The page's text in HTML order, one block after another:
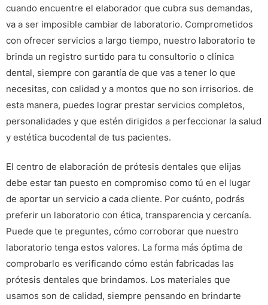
cuando encuentre el elaborador que cubra sus demandas,
va a ser imposible cambiar de laboratorio. Comprometidos
con ofrecer servicios a largo tiempo, nuestro laboratorio te
brinda un registro surtido para tu consultorio o clínica
dental, siempre con garantía de que vas a tener lo que
necesitas, con calidad y a montos que no son irrisorios. de
esta manera, puedes lograr prestar servicios completos,
personalidades y que estén dirigidos a perfeccionar la salud
y estética bucodental de tus pacientes.
El centro de elaboración de prótesis dentales que elijas
debe estar tan puesto en compromiso como tú en el lugar
de aportar un servicio a cada cliente. Por cuánto, podrás
preferir un laboratorio con ética, transparencia y cercanía.
Puede que te preguntes, cómo corroborar que nuestro
laboratorio tenga estos valores. La forma más óptima de
comprobarlo es verificando cómo están fabricadas las
prótesis dentales que brindamos. Los materiales que
usamos son de calidad, siempre pensando en brindarte